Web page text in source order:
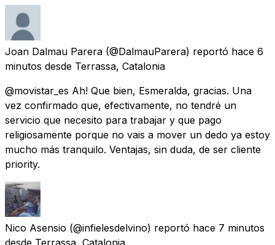
Joan Dalmau Parera (@DalmauParera) reportó hace 6
minutos desde Terrassa, Catalonia
@movistar_es Ah! Que bien, Esmeralda, gracias. Una
vez confirmado que, efectivamente, no tendré un
servicio que necesito para trabajar y que pago
religiosamente porque no vais a mover un dedo ya estoy
mucho más tranquilo. Ventajas, sin duda, de ser cliente
priority.
Nico Asensio (@infielesdelvino) reportó hace 7 minutos
desde Terrassa, Catalonia